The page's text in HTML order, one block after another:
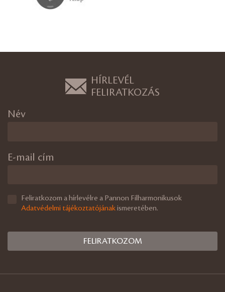
HÍRLEVÉL
FELIRATKOZÁS
Név
E-mail cím
Feliratkozom a hírlevélre a Pannon Filharmonikusok
Adatvédelmi tájékoztatójánakismeretében.